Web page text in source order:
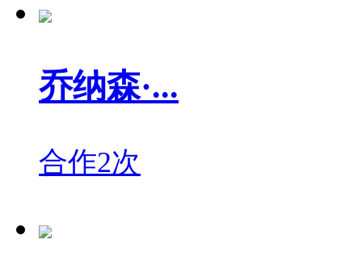
乔纳森·...
合作2次